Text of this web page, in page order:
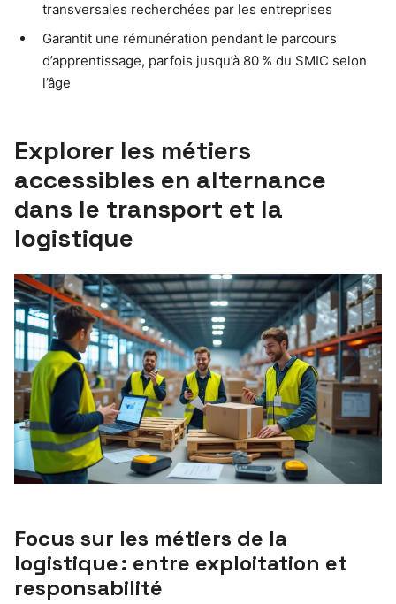
transversales recherchées par les entreprises
Garantit une rémunération pendant le parcours
d’apprentissage, parfois jusqu’à 80 % du SMIC selon
l’âge
Explorer les métiers
accessibles en alternance
dans le transport et la
logistique
Focus sur les métiers de la
logistique : entre exploitation et
responsabilité